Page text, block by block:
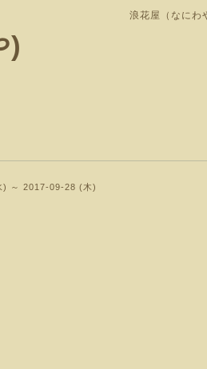
浪花屋（なにわ
)
たこ焼き専門店で
) ～ 2017-09-28 (木)